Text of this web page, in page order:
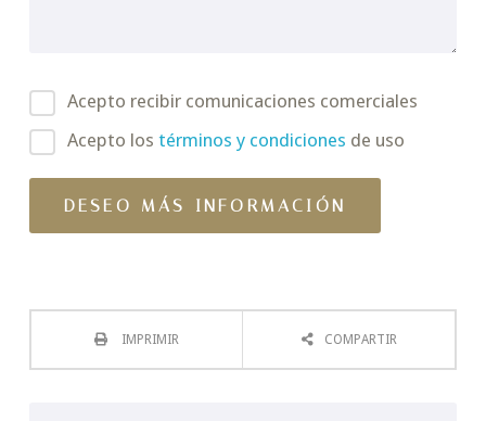
Acepto recibir comunicaciones comerciales
Acepto los términos y condiciones de uso
IMPRIMIR COMPARTIR